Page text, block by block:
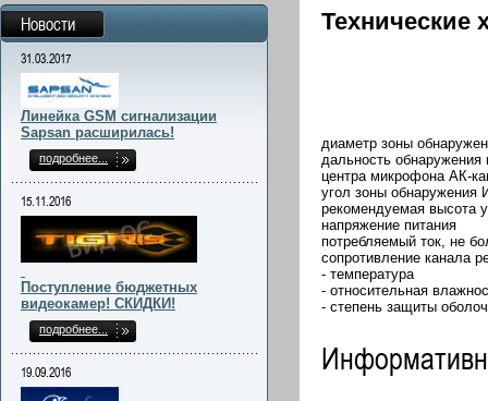
Технические
диаметр зоны
дальность обнаружения
центра микрофона АК-
угол зоны обнаружения
рекомендуемая высота
напряжение питания
потребляемый ток, не
сопротивление канала
- температура
- относительная
- степень защиты
Новости
31.03.2017
Линейка GSM сигнализации
Sapsan расширилась!
подробнее...
15.11.2016
Поступление бюджетных
видеокамер! СКИДКИ!
подробнее...
19.09.2016